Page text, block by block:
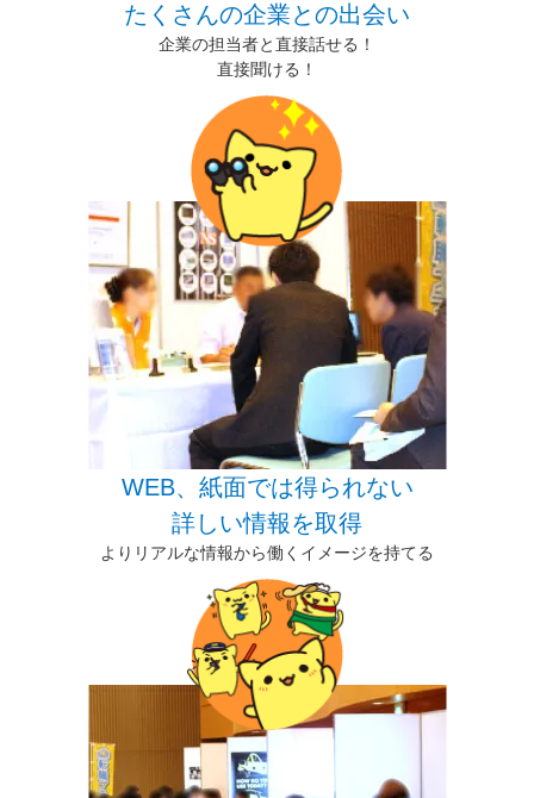
たくさんの企業との出会い
企業の担当者と直接話せる！
直接聞ける！
WEB、紙面では得られない
詳しい情報を取得
よりリアルな情報から働くイメージを持てる